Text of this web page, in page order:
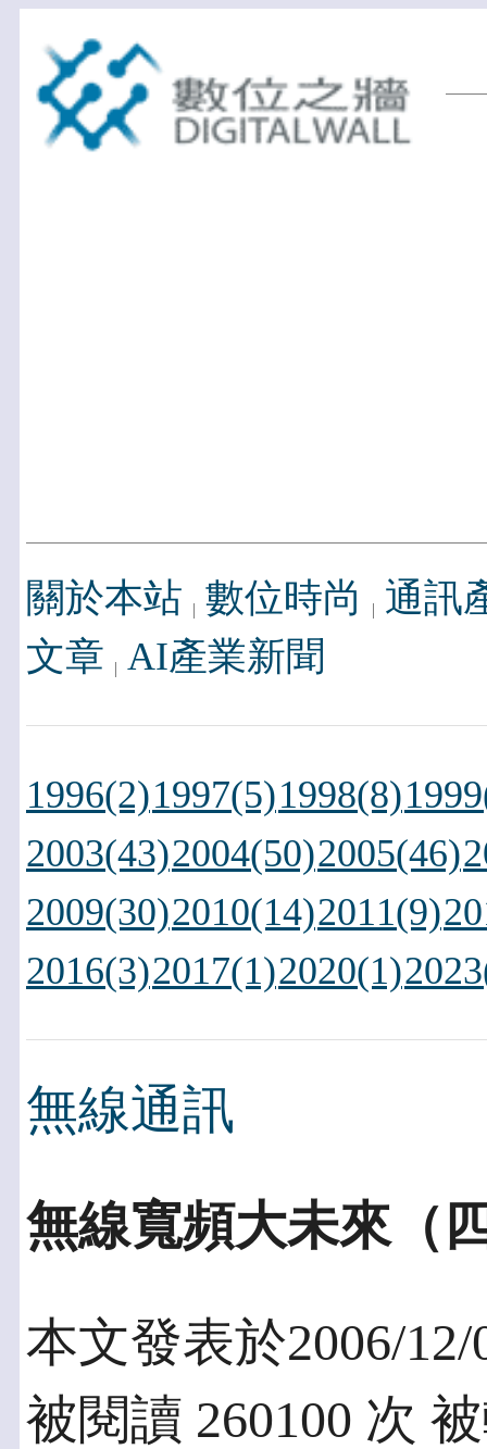
關於本站 數位時尚
通訊
文章 AI產業新聞
1996(2)1997(5)1998(8)
2003(43)2004(50)2005(46)
2009(30)2010(14)2011(9)
2016(3)2017(1)2020(1)
無線通訊
無線寬頻大未來（
本文發表於2006/12/
被閱讀 260100 次